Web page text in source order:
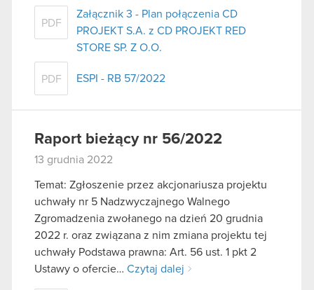
PDF
Załącznik 3 - Plan połączenia CD
PROJEKT S.A. z CD PROJEKT RED
STORE SP. Z O.O.
PDF ESPI - RB 57/2022
Raport bieżący nr 56/2022
13 grudnia 2022
Temat: Zgłoszenie przez akcjonariusza projektu
uchwały nr 5 Nadzwyczajnego Walnego
Zgromadzenia zwołanego na dzień 20 grudnia
2022 r. oraz związana z nim zmiana projektu tej
uchwały Podstawa prawna: Art. 56 ust. 1 pkt 2
Ustawy o ofercie… Czytaj dalej